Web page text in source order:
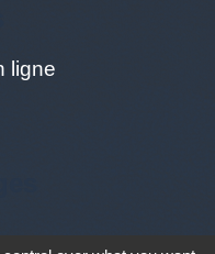
ligne